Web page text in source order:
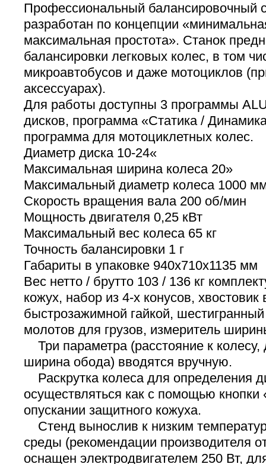
Профессиональный балансировочный
разработан по концепции
максимальная простота». Станок
балансировки легковых колес, в том
микроавтобусов и даже мотоциклов
аксессуарах).
Для работы доступны 3 программы
дисков, программа «Статика /
программа для мотоциклетных колес.
Диаметр диска 10-24«
Максимальная ширина колеса 20»
Максимальный диаметр колеса 1000
Скорость вращения вала 200 об/мин
Мощность двигателя 0,25 кВт
Максимальный вес колеса 65 кг
Точность балансировки 1 г
Габариты в упаковке 940х710х1135 мм
Вес нетто / брутто 103 / 136 кг
кожух, набор из 4-х конусов, хвостовик
быстрозажимной гайкой,
молотов для грузов, измеритель
Три параметра (расстояние к колесу,
ширина обода) вводятся вручную.
Раскрутка колеса для определения
осуществляться как с помощью кнопки
опускании защитного кожуха.
Стенд вынослив к низким
среды (рекомендации производителя
оснащен электродвигателем 250 Вт,